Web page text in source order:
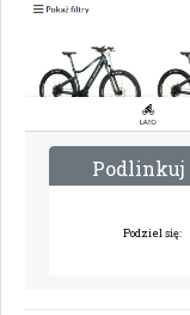
Podlinkuj
Podziel się: